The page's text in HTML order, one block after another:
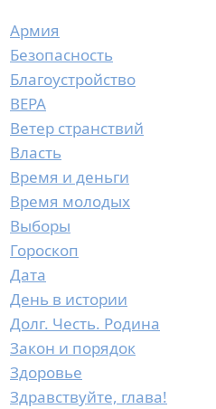
Армия
Безопасность
Благоустройство
ВЕРА
Ветер странствий
Власть
Время и деньги
Время молодых
Выборы
Гороскоп
Дата
День в истории
Долг. Честь. Родина
Закон и порядок
Здоровье
Здравствуйте, глава!